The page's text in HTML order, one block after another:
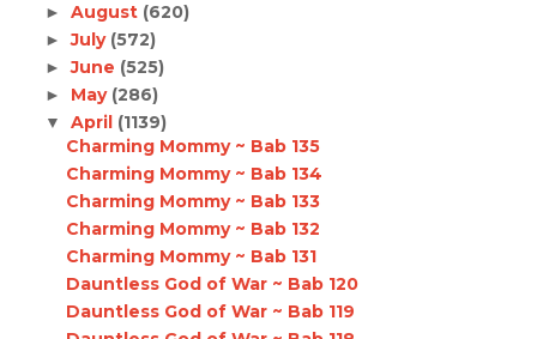
► August (620)
►July (572)
►June (525)
► May (286)
▼ April (1139)
Charming Mommy ~ Bab 135
Charming Mommy ~ Bab 134
Charming Mommy ~ Bab 133
Charming Mommy ~ Bab 132
Charming Mommy ~ Bab 131
Dauntless God of War ~ Bab 120
Dauntless God of War ~ Bab 119